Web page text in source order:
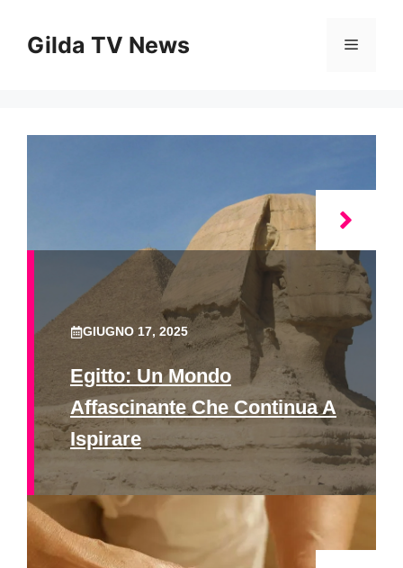
contenuto
Gilda TV News Menu
GIUGNO 17, 2025
Egitto: Un Mondo
Affascinante Che Continua A
Ispirare